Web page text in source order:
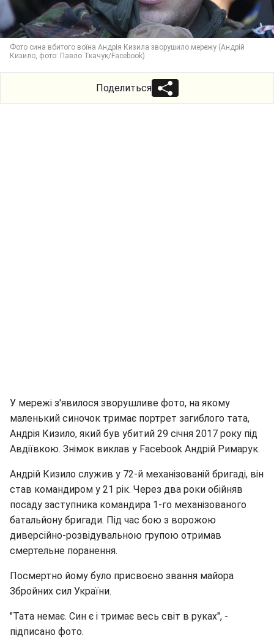
Фото сина вбитого воїна Андрія Кизила зворушило мережу (Андрій
Кизило, фото: Павло Ткачук/Facebook)
Поделиться
У мережі з'явилося зворушливе фото, на якому
маленький синочок тримає портрет загиблого тата,
Андрія Кизило, який був убитий 29 січня 2017 року під
Авдіївкою. Знімок виклав у Facebook Андрій Римарук.
Андрій Кизило служив у 72-й механізованій бригаді, він
став командиром у 21 рік. Через два роки обійняв
посаду заступника командира 1-го механізованого
батальйону бригади. Під час бою з ворожою
диверсійно-розвідувальною групою отримав
смертельне поранення.
Посмертно йому було присвоєно звання майора
Збройних сил України.
"Тата немає. Син є і тримає весь світ в руках", -
підписано фото.